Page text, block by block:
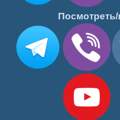
Посмотреть/